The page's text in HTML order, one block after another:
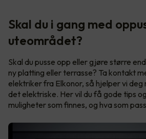
Skal du i gang med
uteområdet?
Skal du pusse opp eller gjøre større
ny platting eller terrasse? Ta kontakt
elektriker fra Elkonor, så hjelper vi deg
det elektriske. Her vil du få gode tips
muligheter som finnes, og hva som